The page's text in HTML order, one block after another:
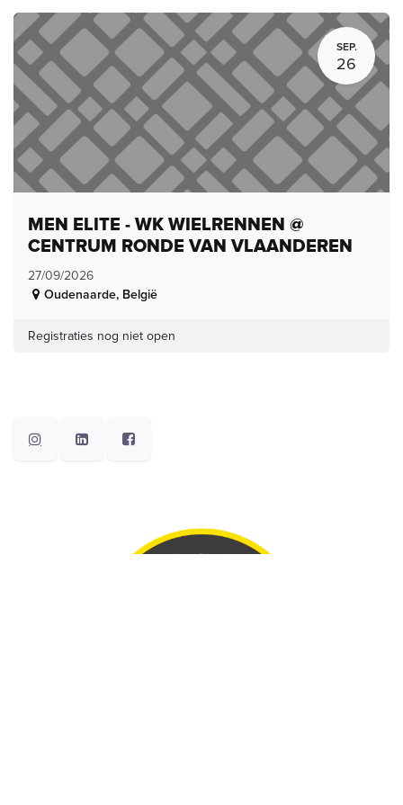
SEP.
26
MEN ELITE - WK WIELRENNEN @
CENTRUM RONDE VAN VLAANDEREN
27/09/2026
Oudenaarde, België
Registraties nog niet open